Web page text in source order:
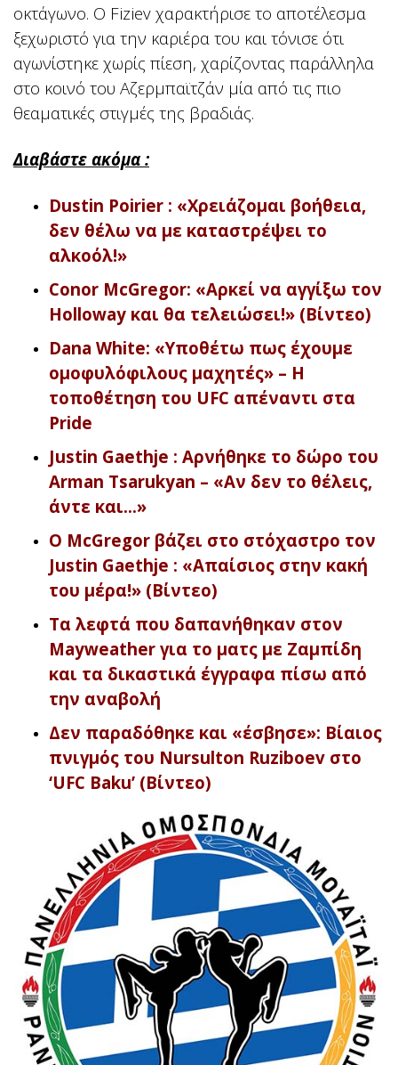
οκτάγωνο. Ο Fiziev χαρακτήρισε το αποτέλεσμα
ξεχωριστό για την καριέρα του και τόνισε ότι
αγωνίστηκε χωρίς πίεση, χαρίζοντας παράλληλα
στο κοινό του Αζερμπαϊτζάν μία από τις πιο
θεαματικές στιγμές της βραδιάς.
Διαβάστε ακόμα :
Dustin Poirier : «Χρειάζομαι βοήθεια,
δεν θέλω να με καταστρέψει το
αλκοόλ!»
Conor McGregor: «Αρκεί να αγγίξω τον
Holloway και θα τελειώσει!» (Βίντεο)
Dana White: «Υποθέτω πως έχουμε
ομοφυλόφιλους μαχητές» – Η
τοποθέτηση του UFC απέναντι στα
Pride
Justin Gaethje : Αρνήθηκε το δώρο του
Arman Tsarukyan – «Αν δεν το θέλεις,
άντε και…»
Ο McGregor βάζει στο στόχαστρο τον
Justin Gaethje : «Απαίσιος στην κακή
του μέρα!» (Βίντεο)
Τα λεφτά που δαπανήθηκαν στον
Mayweather για το ματς με Ζαμπίδη
και τα δικαστικά έγγραφα πίσω από
την αναβολή
Δεν παραδόθηκε και «έσβησε»: Βίαιος
πνιγμός του Nursulton Ruziboev στο
‘UFC Baku’ (Βίντεο)